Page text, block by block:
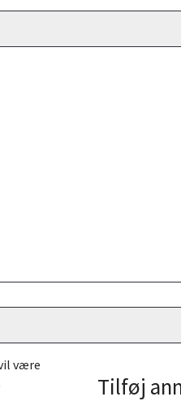
være
Tilføj